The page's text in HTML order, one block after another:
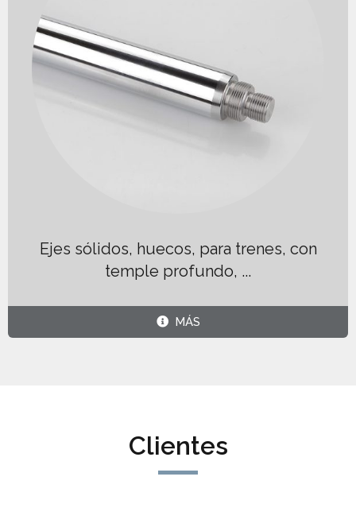
Ejes sólidos, huecos, para trenes, con
temple profundo, ...
MÁS
Clientes